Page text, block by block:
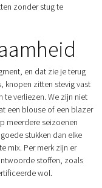
zonder stug te
en dat zie je terug
knopen zitten stevig vast
te verliezen. We zijn niet
een blouse of een blazer
meerdere seizoenen
stukken dan elke
mix. Per merk zijn er
stoffen, zoals
wol.